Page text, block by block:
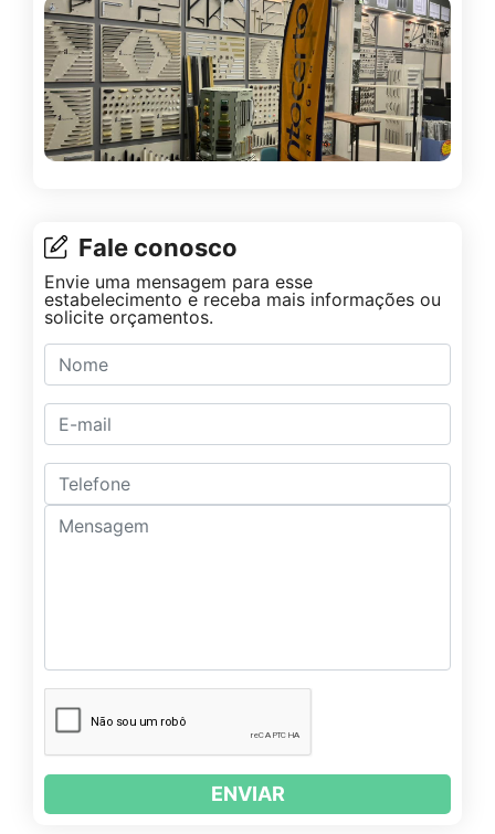
Fale conosco
Envie uma mensagem para esse
estabelecimento e receba mais informações ou
solicite orçamentos.
ENVIAR